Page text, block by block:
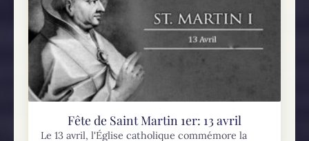
Fête de Saint Martin 1er: 13 avril
Le 13 avril, l'Église catholique commémore la